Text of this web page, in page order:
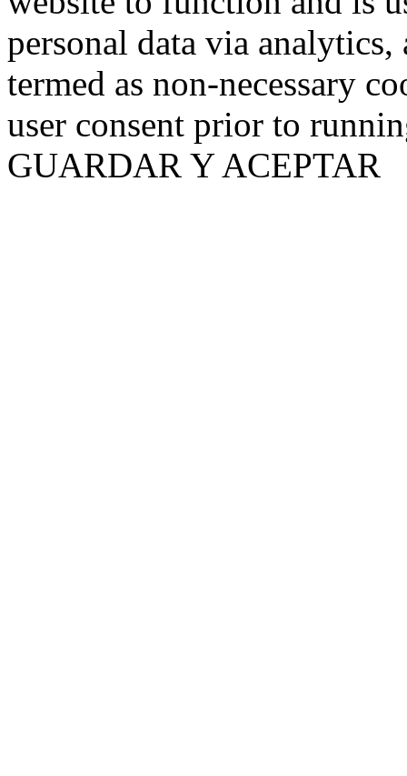
personal data via analytics,
termed as non-necessary
user consent prior to
GUARDAR Y ACEPTAR